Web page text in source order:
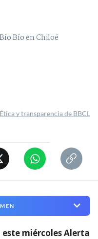
Bío en Chiloé
Ética y transparencia de BBCL
miércoles Alerta